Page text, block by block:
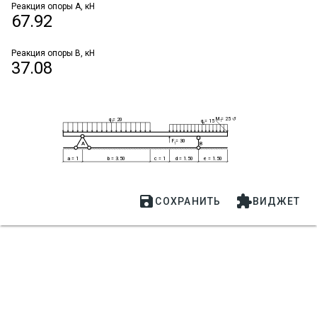
Реакция опоры А, кН
67.92
Реакция опоры B, кН
37.08
A B
a = 1 b = 3.50 c = 1 d = 1.50 e = 1.50
F = 30
1
q = 15
2
q = 20
1 M = 25 ↺
1
 СОХРАНИТЬ ВИДЖЕТ